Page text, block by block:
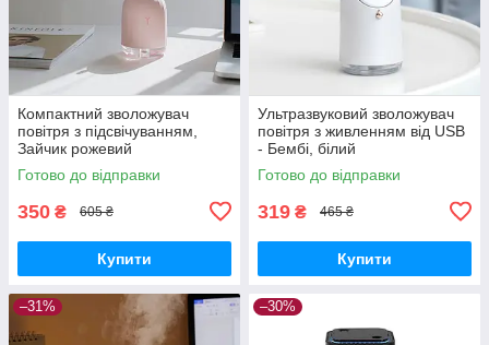
Компактний зволожувач
повітря з підсвічуванням,
Зайчик рожевий
Готово до відправки
350 ₴ 605 ₴
Купити
Ультразвуковий зволожувач
повітря з живленням від USB
- Бембі, білий
Готово до відправки
319 ₴ 465 ₴
Купити
–31% –30%